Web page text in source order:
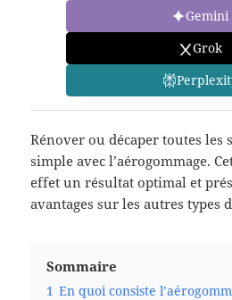
Gemini
Grok
Rénover ou décaper toutes les
simple avec l’aérogommage.
effet un résultat optimal et
avantages sur les autres types
Sommaire
1 En quoi consiste